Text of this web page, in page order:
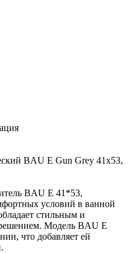
BAU E Gun Grey 41х53,
BAU E 41*53,
условий в ванной
стильным и
Модель BAU E
что добавляет ей